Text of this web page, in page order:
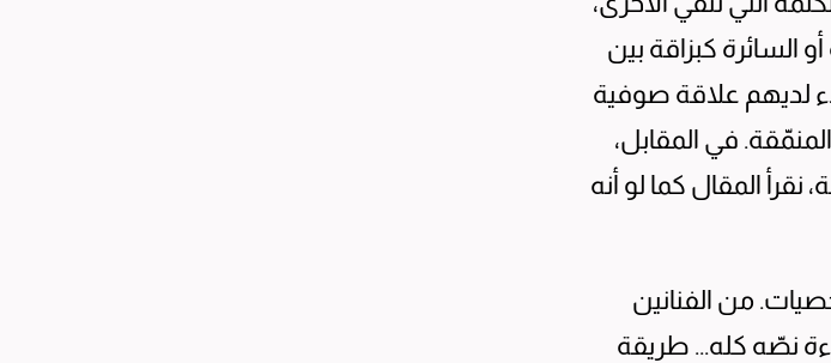
السائرة كبزاقة بين
لديهم علاقة صوفية
في المقابل،
المقال كما لو أنه
من الفنانين
نصّه كله... طريقة